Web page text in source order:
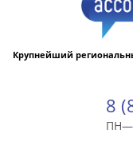
Крупнейший
8